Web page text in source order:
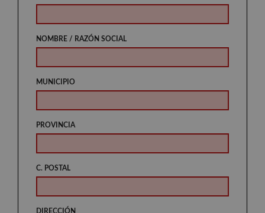
NOMBRE / RAZÓN SOCIAL
MUNICIPIO
PROVINCIA
C. POSTAL
DIRECCIÓN